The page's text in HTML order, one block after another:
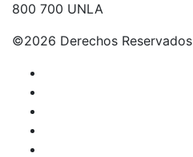
800 700 UNLA
©2026 Derechos Reservados